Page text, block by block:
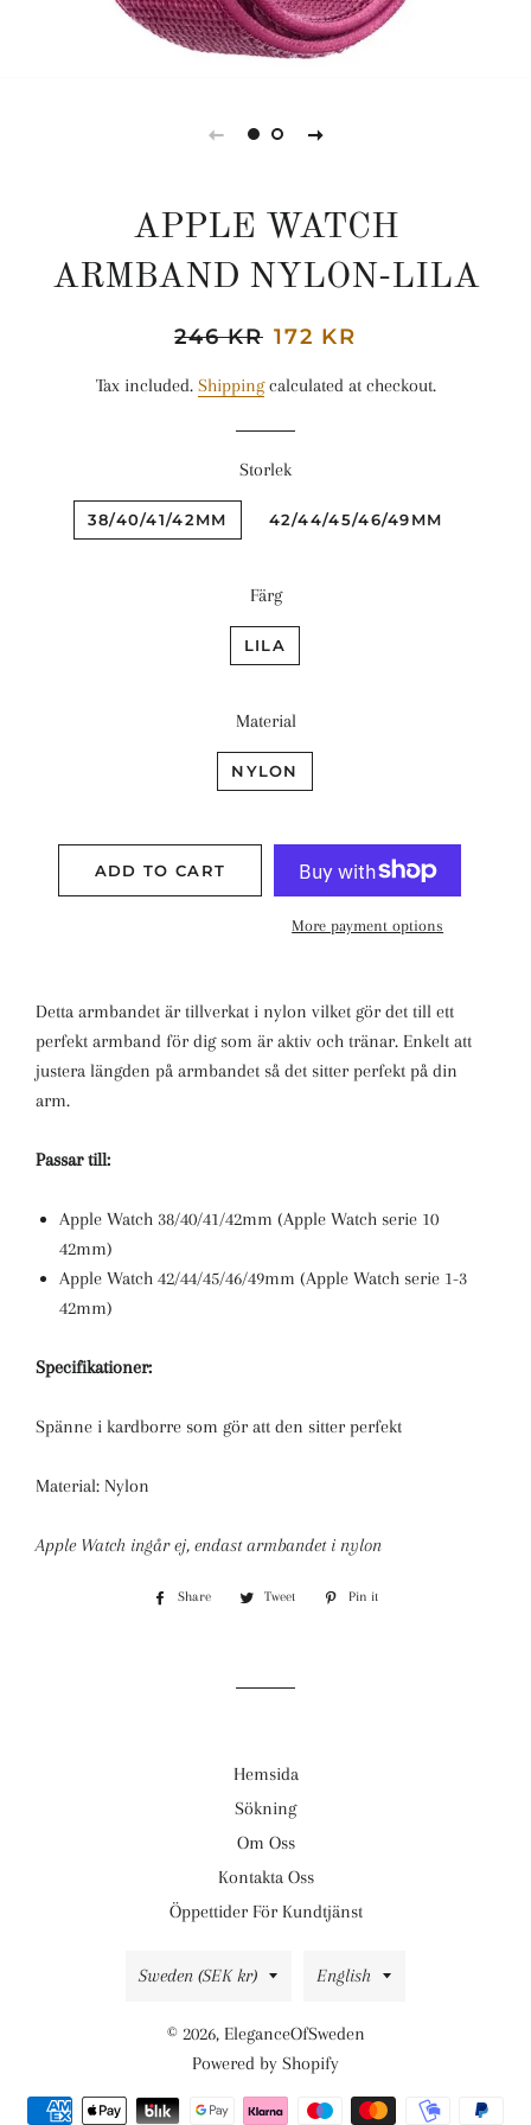
APPLE WATCH
ARMBAND NYLON-LILA
Regular
246 KR Sale
172 KR
Tax included. Shippingcalculated at checkout.
Storlek
38/40/41/42MM 42/44/45/46/49MM
Färg
LILA
Material
NYLON
ADD TO CART
More payment options
Detta armbandet är tillverkat i nylon vilket gör det till ett
perfekt armband för dig som är aktiv och tränar. Enkelt att
justera längden på armbandet så det sitter perfekt på din
arm.
Passar till:
Apple Watch 38/40/41/42mm (Apple Watch serie 10
42mm)
Apple Watch 42/44/45/46/49mm (Apple Watch serie 1-3
42mm)
Specifikationer:
Spänne i kardborre som gör att den sitter perfekt
Material: Nylon
Apple Watch ingår ej, endast armbandet i nylon
Share
Share
Tweet
Tweet
Pin it
Hemsida
Sökning
Om Oss
Kontakta Oss
Öppettider För Kundtjänst
Country/region
Sweden (SEK kr) Language
English
© 2026, EleganceOfSweden
Powered by Shopify
Payment